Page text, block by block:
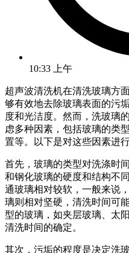
10:33 上午
超声波清洗机在清洗玻璃方
够有效地去除玻璃表面的污
度和光洁度。然而，洗玻璃
虑多种因素，包括玻璃的类
置等。以下是对这些因素进
首先，玻璃的类型对洗涤时
和钢化玻璃的硬度和结构不
通玻璃相对较软，一般来说
璃则相对坚硬，清洗时间可
型的玻璃，如夹层玻璃、太
清洗时间的确定。
其次，污垢的程度是决定洗